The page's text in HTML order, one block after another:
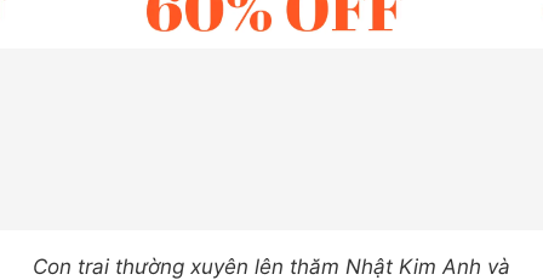
Con trai thường xuyên lên thăm Nhật Kim Anh và